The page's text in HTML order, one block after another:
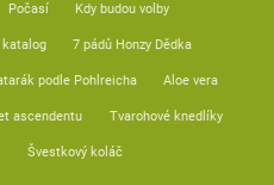
Počasí Kdy budou volby
7 pádů Honzy Dědka
podle Pohlreicha Aloe vera
ascendentu Tvarohové knedlíky
Švestkový koláč